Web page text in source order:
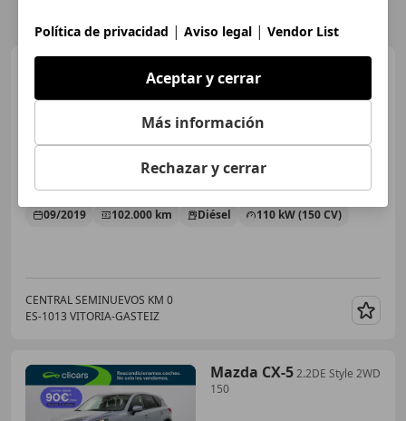
Zenith AWD Aut. 110kW
€ 20.800
Precio justo
09/2019 102.000 km Diésel 110 kW (150 CV)
CENTRAL SEMINUEVOS KM 0
ES-1013 VITORIA-GASTEIZ
Mazda CX-52.2DE Style 2WD
150
Política de privacidad | Aviso legal | Vendor List
Aceptar y cerrar
Más información
Rechazar y cerrar